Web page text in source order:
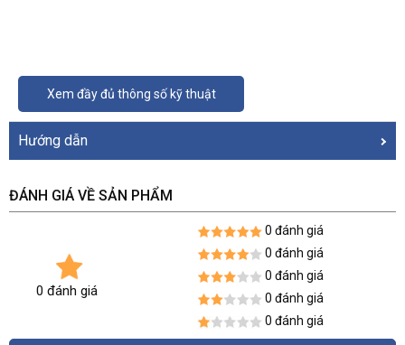
Xem đầy đủ thông số kỹ thuật
Hướng dẫn
ĐÁNH GIÁ VỀ SẢN PHẨM
0 đánh giá
0 đánh giá
0 đánh giá
0 đánh giá
0 đánh giá
0 đánh giá